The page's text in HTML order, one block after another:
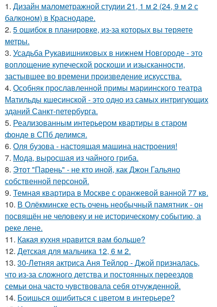
1. Дизайн малометражной студии 21, 1 м 2 (24, 9 м 2 с
балконом) в Краснодаре.
2. 5 ошибок в планировке, из-за которых вы теряете
метры.
3. Усадьба Рукавишниковых в нижнем Новгороде - это
воплощение купеческой роскоши и изысканности,
застывшее во времени произведение искусства.
4. Особняк прославленной примы мариинского театра
Матильды кшесинской - это одно из самых интригующих
зданий Санкт-петербурга.
5. Реализованным интерьером квартиры в старом
фонде в СПб делимся.
6. Оля бузова - настоящая машина настроения!
7. Мода, выросшая из чайного гриба.
8. Этот "Парень" - не кто иной, как Джон Гальяно
собственной персоной.
9. Темная квартира в Москве с оранжевой ванной 77 кв.
10. В Олёкминске есть очень необычный памятник - он
посвящён не человеку и не историческому событию, а
реке лене.
11. Какая кухня нравится вам больше?
12. Детская для мальчика 12, 6 м 2.
13. 30-Летняя актриса Аня Тейлор - Джой призналась,
что из-за сложного детства и постоянных переездов
семьи она часто чувствовала себя отчужденной.
14. Боишься ошибиться с цветом в интерьере?